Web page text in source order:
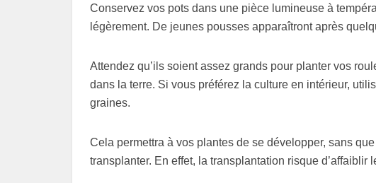
Conservez vos pots dans une pièce lumineuse à
légèrement. De jeunes pousses apparaîtront après
Attendez qu’ils soient assez grands pour planter vos
dans la terre. Si vous préférez la culture en intérieur,
graines.
Cela permettra à vos plantes de se développer, sans
transplanter. En effet, la transplantation risque d’affaiblir